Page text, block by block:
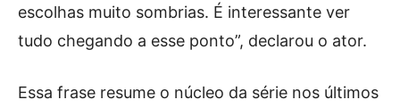
escolhas muito sombrias. É interessante ver
tudo chegando a esse ponto”, declarou o ator.
Essa frase resume o núcleo da série nos últimos